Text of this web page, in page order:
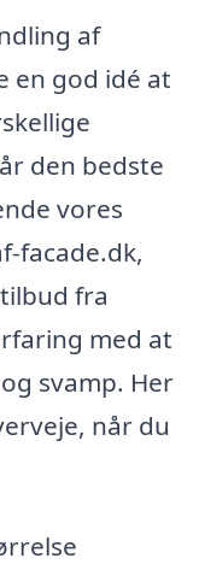
af
en god idé at
den bedste
vores
facade.dk,
fra
med at
svamp. Her
når du